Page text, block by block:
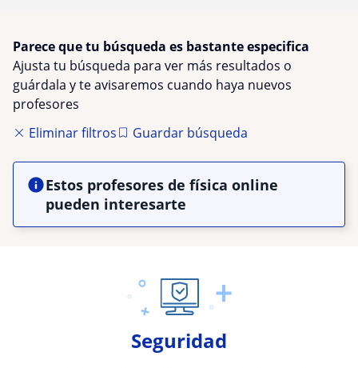
Parece que tu búsqueda es bastante especifica
Ajusta tu búsqueda para ver más resultados o
guárdala y te avisaremos cuando haya nuevos
profesores
Eliminar filtros
Guardar búsqueda
Estos profesores de física online
pueden interesarte
Seguridad